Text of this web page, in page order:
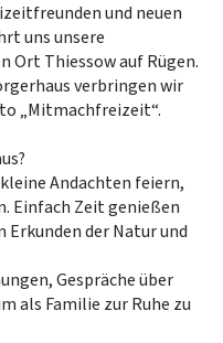
und neuen
uns unsere
Ort Thiessow auf Rügen.
verbringen wir
„Mitmachfreizeit“.
Andachten feiern,
Einfach Zeit genießen
der Natur und
Gespräche über
als Familie zur Ruhe zu